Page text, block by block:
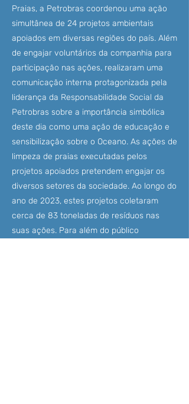
Praias, a Petrobras coordenou uma ação
simultânea de 24 projetos ambientais
apoiados em diversas regiões do país. Além
de engajar voluntários da companhia para
participação nas ações, realizaram uma
comunicação interna protagonizada pela
liderança da Responsabilidade Social da
Petrobras sobre a importância simbólica
deste dia como uma ação de educação e
sensibilização sobre o Oceano. As ações de
limpeza de praias executadas pelos
projetos apoiados pretendem engajar os
diversos setores da sociedade. Ao longo do
ano de 2023, estes projetos coletaram
cerca de 83 toneladas de resíduos nas
suas ações. Para além do público